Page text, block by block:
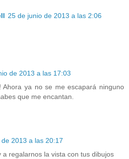
25 de junio de 2013 a las 2:06
de 2013 a las 17:03
Ahora ya no se me escapará ninguno
que me encantan.
2013 a las 20:17
a regalarnos la vista con tus dibujos